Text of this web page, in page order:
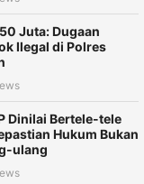
Juta: Dugaan
Ilegal di Polres
Dinilai Bertele-tele
Hukum Bukan
ulang